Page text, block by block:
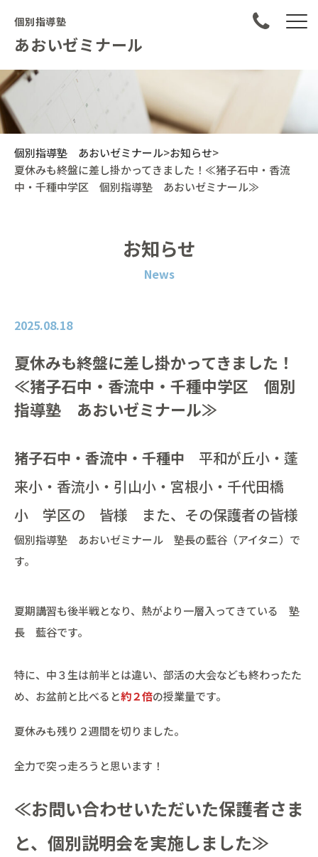
個別指導塾
あおいゼミナール
個別指導塾 あおいゼミナール>お知らせ>
夏休みも終盤に差し掛かってきました！≪猪子石中・香流
中・千種中学区 個別指導塾 あおいゼミナール≫
お知らせ
News
2025.08.18
夏休みも終盤に差し掛かってきました！
≪猪子石中・香流中・千種中学区 個別
指導塾 あおいゼミナール≫
猪子石中・香流中・千種中 平和が丘小・蓬
来小・香流小・引山小・宮根小・千代田橋
小 学区の 皆様 また、その保護者の皆様
個別指導塾 あおいゼミナール 塾長の藍谷（アイタニ）で
す。
夏期講習も後半戦となり、熱がより一層入ってきている 塾
長 藍谷です。
特に、中３生は前半とは違い、部活の大会なども終わったた
め、お盆前と比べると約２倍の授業量です。
夏休みも残り２週間を切りました。
全力で突っ走ろうと思います！
≪お問い合わせいただいた保護者さま
と、個別説明会を実施しました≫